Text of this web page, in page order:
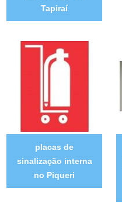
Tapiraí
placas de
sinalização interna
no Piqueri